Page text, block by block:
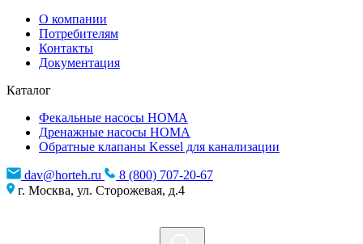
О компании
Потребителям
Контакты
Документация
Каталог
Фекальные насосы HOMA
Дренажные насосы HOMA
Обратные клапаны Kessel для канализации
dav@horteh.ru
8 (800) 707-20-67
г. Москва, ул. Сторожевая, д.4